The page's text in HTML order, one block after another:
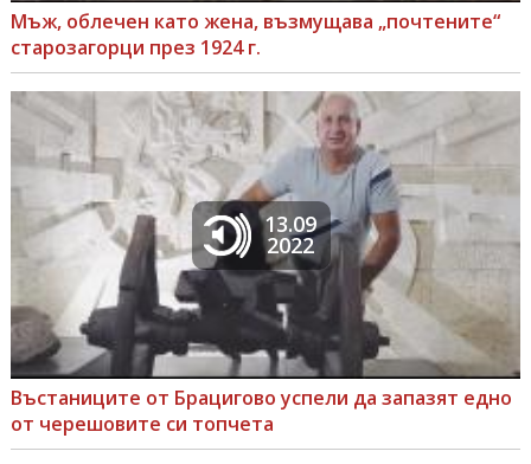
Мъж, облечен като жена, възмущава „почтените“
старозагорци през 1924 г.
13.09
2022
Въстаниците от Брацигово успели да запазят едно
от черешовите си топчета